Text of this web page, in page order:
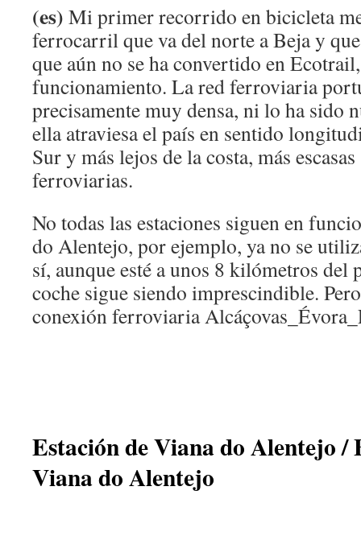
(es) Mi primer recorrido en bicicleta
ferrocarril que va del norte a Beja y
que aún no se ha convertido en
funcionamiento. La red ferroviaria
precisamente muy densa, ni lo ha sido
ella atraviesa el país en sentido
Sur y más lejos de la costa, más
ferroviarias.
No todas las estaciones siguen en
do Alentejo, por ejemplo, ya no se
sí, aunque esté a unos 8 kilómetros del
coche sigue siendo imprescindible.
conexión ferroviaria
Estación de Viana do Alentejo /
Viana do Alentejo